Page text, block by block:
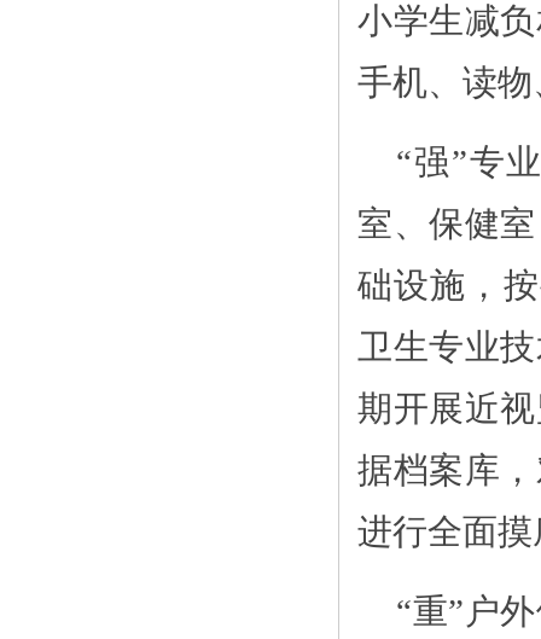
小学生减
手机、读
“强”专
室、保健
础设施，
卫生专业
期开展近
据档案库
进行全面摸
“重”户